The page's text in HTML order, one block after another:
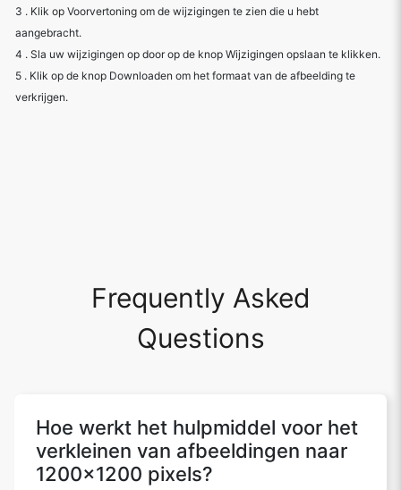
3 . Klik op Voorvertoning om de wijzigingen te zien die u hebt
aangebracht.
4 . Sla uw wijzigingen op door op de knop Wijzigingen opslaan te klikken.
5 . Klik op de knop Downloaden om het formaat van de afbeelding te
verkrijgen.
Frequently Asked
Questions
Hoe werkt het hulpmiddel voor het
verkleinen van afbeeldingen naar
1200x1200 pixels?